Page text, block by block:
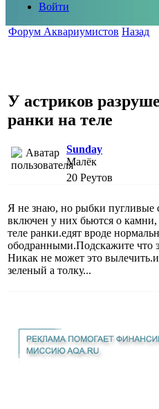
Войти
Форум Аквариумистов Назад
У астриков
ранки на теле
Sunday
Малёк
20 Реутов
Я не знаю, но рыбки пугливые
включен у них бьются о
теле ранки.едят вроде
ободранными.Подскажите что
Никак не может это
зеленый а толку...